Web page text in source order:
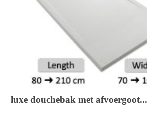
luxe douchebak met afvoergoot...